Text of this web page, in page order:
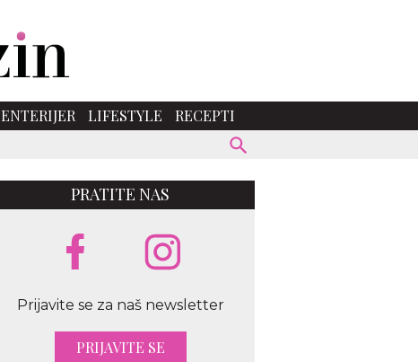
ENTERIJER LIFESTYLE
RECEPTI
PRATITE NAS
Prijavite se za naš newsletter
PRIJAVITE SE